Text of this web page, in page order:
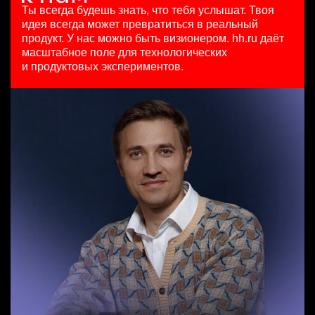
вчера
150000 ₽
Ярославль
HeadHunter::Коммерческий департамент
97000 - 161000 ₽
Ярославль
Менеджер по привлечению клиентов (B2B)
HeadHunter::Телефонные продажи
29 июл. 2026
з/п не указана
Москва
Продуктовый маркетолог b2b, брендинговые продукты
HeadHunter::Департамент маркетинга
20 июл. 2026
з/п не указана
Москва
Ты всегда будешь знать, что тебя услышат. Твоя
идея всегда может превратиться в реальный
продукт. У нас можно быть визионером. hh.ru даёт
масштабное поле для технологических
и продуктовых экспериментов.